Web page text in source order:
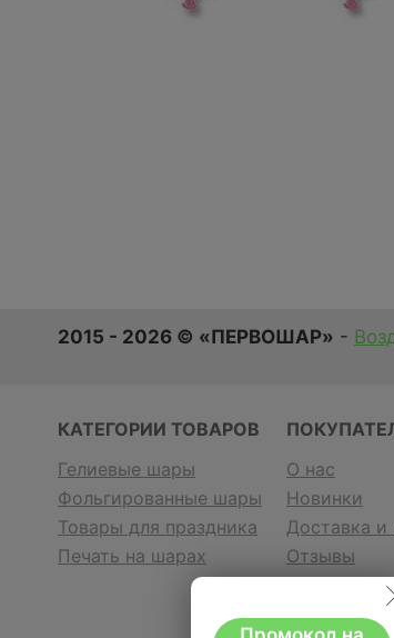
2015 - 2026 © «ПЕРВОШАР» -
КАТЕГОРИИ ТОВАРОВ
Гелиевые шары
Фольгированные шары
Товары для праздника
Печать на шарах
О нас
Новинки
Доставка и
Отзывы
Гарантия и